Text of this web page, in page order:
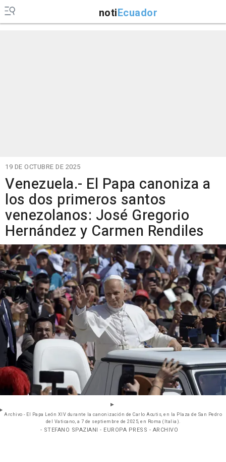
notiEcuador
19 DE OCTUBRE DE 2025
Venezuela.- El Papa canoniza a
los dos primeros santos
venezolanos: José Gregorio
Hernández y Carmen Rendiles
Archivo - El Papa León XIV durante la canonización de Carlo Acutis, en la Plaza de San Pedro
del Vaticano, a 7 de septiembre de 2025, en Roma (Italia).
- STEFANO SPAZIANI - EUROPA PRESS - ARCHIVO